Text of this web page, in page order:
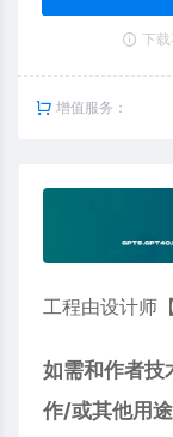
下
增值服务：
工程由设计师
如需和作者技
作/或其他用